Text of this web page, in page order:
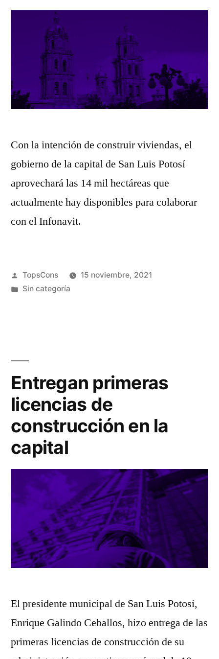
Con la intención de construir viviendas, el
gobierno de la capital de San Luis Potosí
aprovechará las 14 mil hectáreas que
actualmente hay disponibles para colaborar
con el Infonavit.
TopsCons
15 noviembre, 2021
Sin categoría
Entregan primeras
licencias de
construcción en la
capital
El presidente municipal de San Luis Potosí,
Enrique Galindo Ceballos, hizo entrega de las
primeras licencias de construcción de su